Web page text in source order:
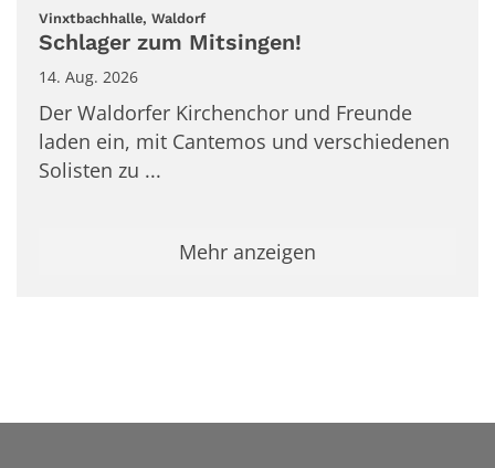
Vinxtbachhalle, Waldorf:
Schlager zum Mitsingen!
14. Aug. 2026
Der Waldorfer Kirchenchor und Freunde
laden ein, mit Cantemos und verschiedenen
Solisten zu ...
Mehr anzeigen